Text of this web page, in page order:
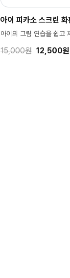
아이 피카소 스크린
아이의 그림 연습을 쉽고
15,000원 12,500원